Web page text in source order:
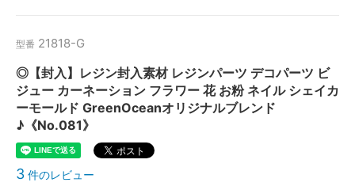
型番 21818-G
◎【封入】レジン封入素材 レジンパーツ デコパーツ ビ
ジュー カーネーション フラワー 花 お粉 ネイル シェイカ
ーモールド GreenOceanオリジナルブレンド
♪《No.081》
3 件のレビュー